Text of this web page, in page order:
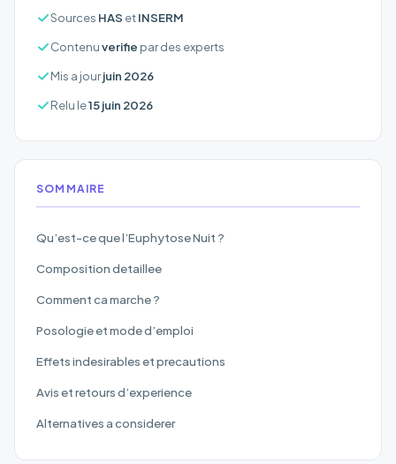
Sources HAS etINSERM
Contenuverifie par des experts
Mis a jourjuin 2026
Relu le15 juin 2026
SOMMAIRE
Qu’est-ce que l’Euphytose Nuit ?
Composition detaillee
Comment ca marche ?
Posologie et mode d’emploi
Effets indesirables et precautions
Avis et retours d’experience
Alternatives a considerer